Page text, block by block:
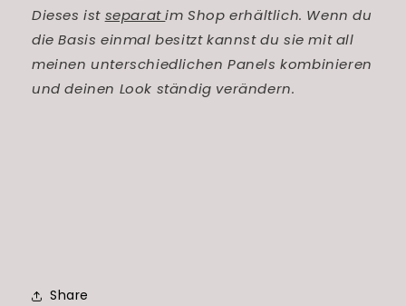
Dieses ist separatim Shop erhältlich. Wenn du
die Basis einmal besitzt kannst du sie mit all
meinen unterschiedlichen Panels kombinieren
und deinen Look ständig verändern.
Share